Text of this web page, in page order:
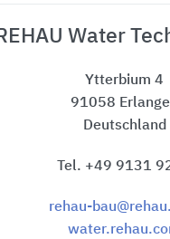
Water
Ytterbium 4
91058
Deutschland
Tel. +49 9131
rehau-